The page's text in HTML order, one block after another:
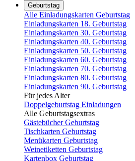
Geburtstag
Alle Einladungskarten Geburtstag
Einladungskarten 18. Geburtstag
Einladungskarten 30. Geburtstag
Einladungskarten 40. Geburtstag
Einladungskarten 50. Geburtstag
Einladungskarten 60. Geburtstag
Einladungskarten 70. Geburtstag
Einladungskarten 80. Geburtstag
Einladungskarten 90. Geburtstag
Für jedes Alter
Doppelgeburtstag Einladungen
Alle Geburtstagsextras
Gästebücher Geburtstag
Tischkarten Geburtstag
Menükarten Geburtstag
Weinetiketten Geburtstag
Kartenbox Geburtstag